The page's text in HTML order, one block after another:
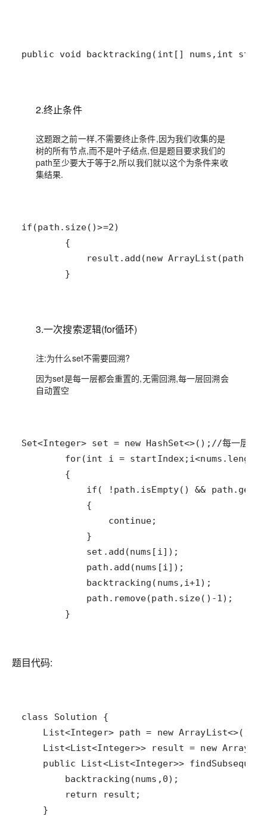
public void backtracking(int[] nums,int
2.终止条件
这题跟之前一样,不需要终止条件,因为我们收集的是
树的所有节点,而不是叶子结点,但是题目要求我们的
path至少要大于等于2,所以我们就以这个为条件来收
集结果.
        }
3.一次搜索逻辑(for循环)
注:为什么set不需要回溯?
因为set是每一层都会重置的,无需回溯,每一层回溯会
自动置空
        }
题目代码: